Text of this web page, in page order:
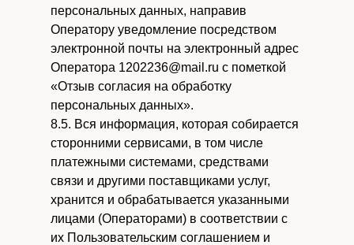
персональных данных, направив
Оператору уведомление посредством
электронной почты на электронный адрес
Оператора 1202236@mail.ru с пометкой
«Отзыв согласия на обработку
персональных данных».
8.5. Вся информация, которая собирается
сторонними сервисами, в том числе
платежными системами, средствами
связи и другими поставщиками услуг,
хранится и обрабатывается указанными
лицами (Операторами) в соответствии с
их Пользовательским соглашением и